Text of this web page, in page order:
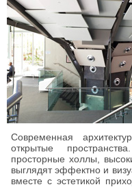
Современная
открытые
просторные холлы,
выглядят эффектно и
вместе с эстетикой